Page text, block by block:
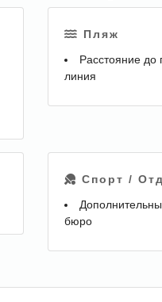
Пляж
Расстояние до
линия
Спорт /
бюро